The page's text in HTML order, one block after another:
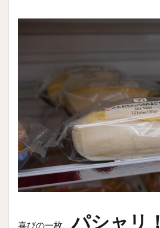
喜びの一枚、パシャリ！